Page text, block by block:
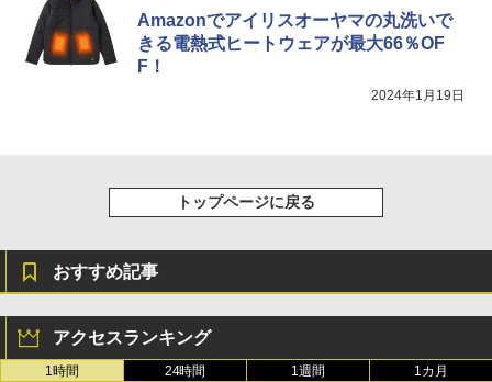
Amazonでアイリスオーヤマの丸洗いで
きる電熱式ヒートウェアが最大66％OF
F！
2024年1月19日
トップページに戻る
おすすめ記事
アクセスランキング
1時間 24時間 1週間 1カ月